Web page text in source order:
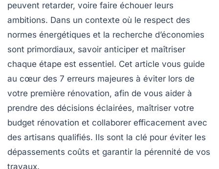
peuvent retarder, voire faire échouer leurs
ambitions. Dans un contexte où le respect des
normes énergétiques et la recherche d’économies
sont primordiaux, savoir anticiper et maîtriser
chaque étape est essentiel. Cet article vous guide
au cœur des 7 erreurs majeures à éviter lors de
votre première rénovation, afin de vous aider à
prendre des décisions éclairées, maîtriser votre
budget rénovation et collaborer efficacement avec
des artisans qualifiés. Ils sont la clé pour éviter les
dépassements coûts et garantir la pérennité de vos
travaux.